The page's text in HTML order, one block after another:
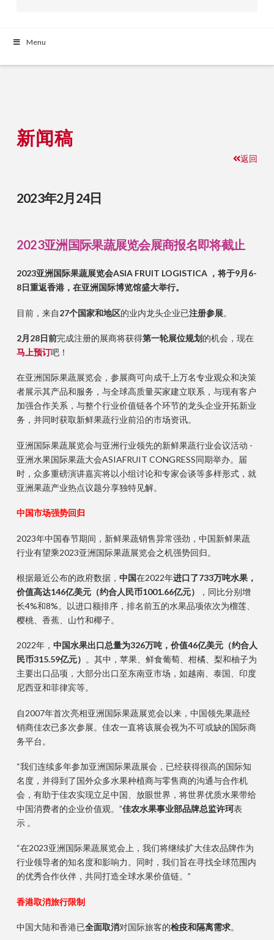
Menu
新闻稿
返回
2023年2月24日
2023亚洲国际果蔬展览会展商报名即将截止
2023亚洲国际果蔬展览会ASIA FRUIT LOGISTICA ，将于9月6-
8日重返香港，在亚洲国际博览馆盛大举行。
目前，来自27个国家和地区的业内龙头企业已注册参展。
2月28日前完成注册的展商将获得第一轮展位规划的机会，现在
马上预订吧！
在亚洲国际果蔬展览会，参展商可向成千上万名专业观众和决策
者展示其产品和服务，与全球高质量买家建立联系，与现有客户
加强合作关系，与整个行业价值链各个环节的龙头企业开拓新业
务，并同时获取新鲜果蔬行业前沿的市场资讯。
亚洲国际果蔬展览会与亚洲行业领先的新鲜果蔬行业会议活动 -
亚洲水果国际果蔬大会ASIAFRUIT CONGRESS同期举办。届
时，众多重磅演讲嘉宾将以小组讨论和专家会谈等多样形式，就
亚洲果蔬产业热点议题分享独特见解。
中国市场强势回归
2023年中国春节期间，新鲜果蔬销售异常强劲，中国新鲜果蔬
行业有望乘2023亚洲国际果蔬展览会之机强势回归。
根据最近公布的政府数据， 中国在2022年进口了733万吨水果，
价值高达146亿美元（约合人民币1001.66亿元）
，同比分别增
长4%和8%。以进口额排序，排名前五的水果品项依次为榴莲、
樱桃、香蕉、山竹和椰子。
2022年， 中国水果出口总量为326万吨，价值46亿美元（约合人
民币315.59亿元） 。其中 ，苹果、鲜食葡萄、柑橘、梨和柚子为
主要出口品项，大部分出口至东南亚市场，如越南、 泰国、印度
尼西亚和菲律宾等。
自2007年首次亮相亚洲国际果蔬展览会以来，中国领先果蔬经
销商佳农已多次参展。佳农一直将该展会视为不可或缺的国际商
务平台。
“我们连续多年参加亚洲国际果蔬展会，已经获得很高的国际知
名度，并得到了国外众多水果种植商与零售商的沟通与合作机
会，有助于佳农实现立足中国、放眼世界，将世界优质水果带给
中国消费者的企业价值观。”佳农水果事业部品牌总监许珂表
示 。
“在2023亚洲国际果蔬展览会上，我们将继续扩大佳农品牌作为
行业领导者的知名度和影响力。同时，我们旨在寻找全球范围内
的优秀合作伙伴，共同打造全球水果价值链。”
香港取消旅行限制
中国大陆和香港已全面取消对国际旅客的检疫和隔离需求。